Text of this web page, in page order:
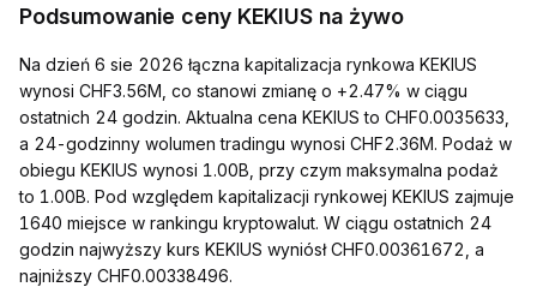
Podsumowanie ceny KEKIUS na żywo
Na dzień 6 sie 2026 łączna kapitalizacja rynkowa KEKIUS
wynosi CHF3.56M, co stanowi zmianę o +2.47% w ciągu
ostatnich 24 godzin. Aktualna cena KEKIUS to CHF0.0035633,
a 24-godzinny wolumen tradingu wynosi CHF2.36M. Podaż w
obiegu KEKIUS wynosi 1.00B, przy czym maksymalna podaż
to 1.00B. Pod względem kapitalizacji rynkowej KEKIUS zajmuje
1640 miejsce w rankingu kryptowalut. W ciągu ostatnich 24
godzin najwyższy kurs KEKIUS wyniósł CHF0.00361672, a
najniższy CHF0.00338496.